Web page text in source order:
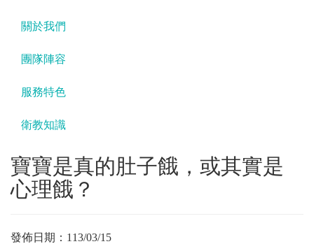
關於我們
團隊陣容
服務特色
衛教知識
寶寶是真的肚子餓，或其實是
心理餓？
發佈日期： 113/03/15